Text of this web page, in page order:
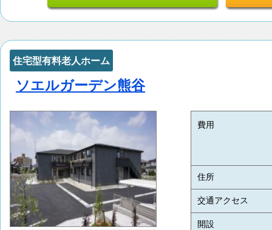
住宅型有料老人ホーム
ソエルガーデン熊谷
費用
住所
交通アクセス
開設